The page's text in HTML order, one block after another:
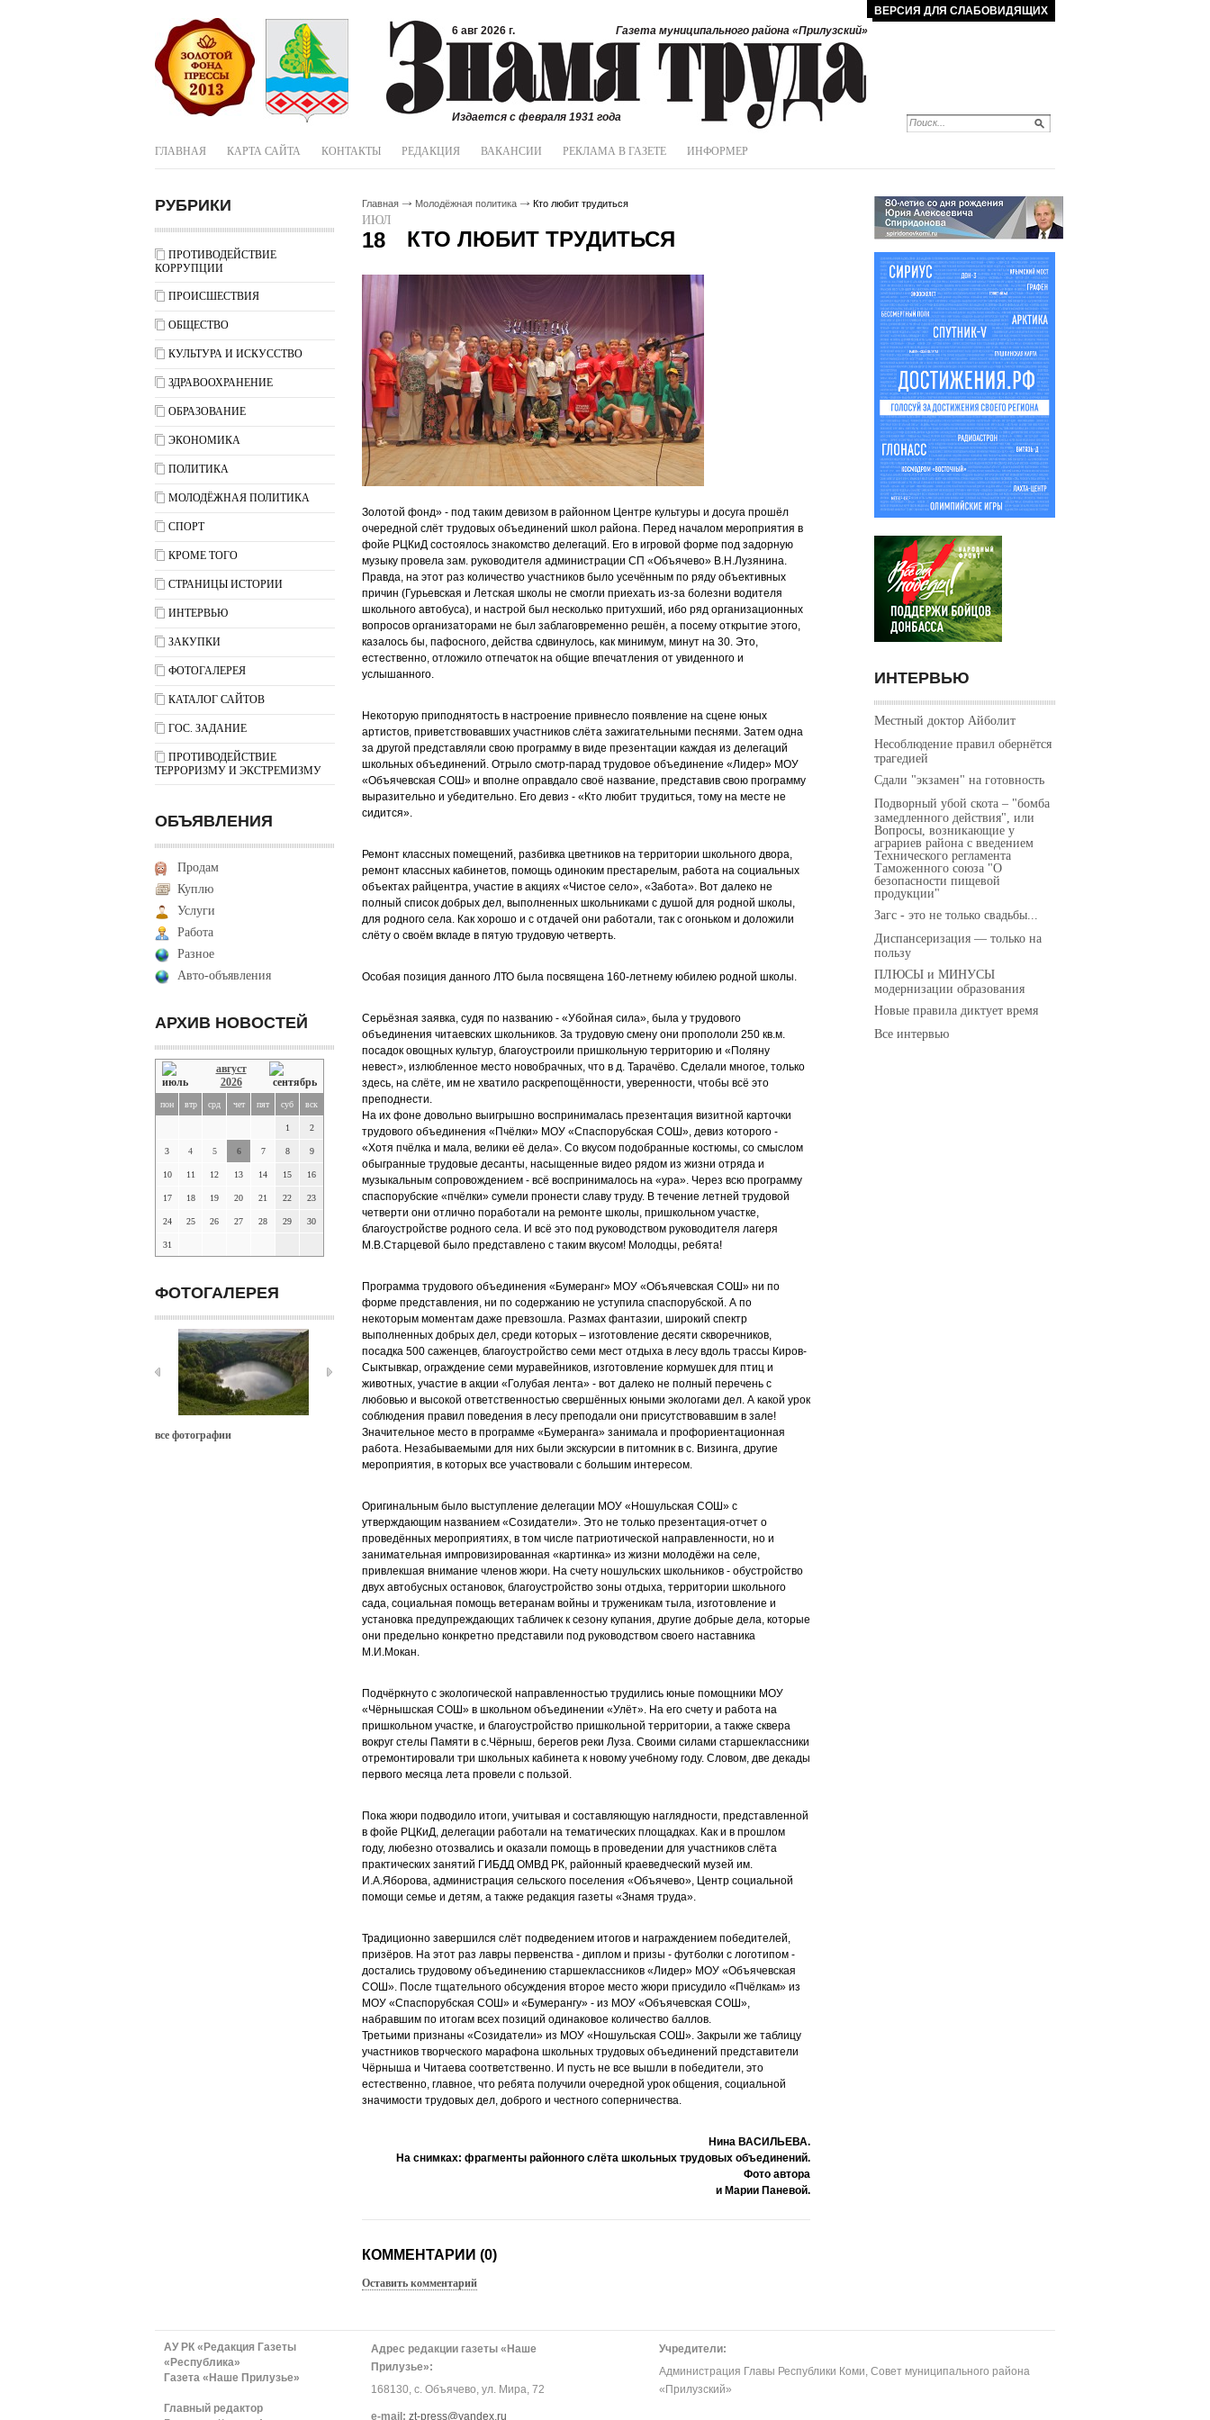
ВЕРСИЯ ДЛЯ СЛАБОВИДЯЩИХ
6 авг 2026 г.
Газета муниципального района «Прилузский»
Издается с февраля 1931 года
ГЛАВНАЯ КАРТА САЙТА КОНТАКТЫ РЕДАКЦИЯ ВАКАНСИИ РЕКЛАМА В ГАЗЕТЕ ИНФОРМЕР
РУБРИКИ
ПРОТИВОДЕЙСТВИЕ
КОРРУПЦИИ
ПРОИСШЕСТВИЯ
ОБЩЕСТВО
КУЛЬТУРА И ИСКУССТВО
ЗДРАВООХРАНЕНИЕ
ОБРАЗОВАНИЕ
ЭКОНОМИКА
ПОЛИТИКА
МОЛОДЁЖНАЯ ПОЛИТИКА
СПОРТ
КРОМЕ ТОГО
СТРАНИЦЫ ИСТОРИИ
ИНТЕРВЬЮ
ЗАКУПКИ
ФОТОГАЛЕРЕЯ
КАТАЛОГ САЙТОВ
ГОС. ЗАДАНИЕ
ПРОТИВОДЕЙСТВИЕ
ТЕРРОРИЗМУ И ЭКСТРЕМИЗМУ
ОБЪЯВЛЕНИЯ
Продам
Куплю
Услуги
Работа
Разное
Авто-объявления
АРХИВ НОВОСТЕЙ
август
2026
пон втр срд чет пят суб вск
1 2
3 4 5 6 7 8 9
10 11 12 13 14 15 16
17 18 19 20 21 22 23
24 25 26 27 28 29 30
31
ФОТОГАЛЕРЕЯ
все фотографии
Главная Молодёжная политика Кто любит трудиться
ИЮЛ
18 КТО ЛЮБИТ ТРУДИТЬСЯ
Золотой фонд» - под таким девизом в районном Центре культуры и досуга прошёл
очередной слёт трудовых объединений школ района. Перед началом мероприятия в
фойе РЦКиД состоялось знакомство делегаций. Его в игровой форме под задорную
музыку провела зам. руководителя администрации СП «Объячево» В.Н.Лузянина.
Правда, на этот раз количество участников было усечённым по ряду объективных
причин (Гурьевская и Летская школы не смогли приехать из-за болезни водителя
школьного автобуса), и настрой был несколько притухший, ибо ряд организационных
вопросов организаторами не был заблаговременно решён, а посему открытие этого,
казалось бы, пафосного, действа сдвинулось, как минимум, минут на 30. Это,
естественно, отложило отпечаток на общие впечатления от увиденного и
услышанного.
Некоторую приподнятость в настроение привнесло появление на сцене юных
артистов, приветствовавших участников слёта зажигательными песнями. Затем одна
за другой представляли свою программу в виде презентации каждая из делегаций
школьных объединений. Отрыло смотр-парад трудовое объединение «Лидер» МОУ
«Объячевская СОШ» и вполне оправдало своё название, представив свою программу
выразительно и убедительно. Его девиз - «Кто любит трудиться, тому на месте не
сидится».
Ремонт классных помещений, разбивка цветников на территории школьного двора,
ремонт классных кабинетов, помощь одиноким престарелым, работа на социальных
объектах райцентра, участие в акциях «Чистое село», «Забота». Вот далеко не
полный список добрых дел, выполненных школьниками с душой для родной школы,
для родного села. Как хорошо и с отдачей они работали, так с огоньком и доложили
слёту о своём вкладе в пятую трудовую четверть.
Особая позиция данного ЛТО была посвящена 160-летнему юбилею родной школы.
Серьёзная заявка, судя по названию - «Убойная сила», была у трудового
объединения читаевских школьников. За трудовую смену они пропололи 250 кв.м.
посадок овощных культур, благоустроили пришкольную территорию и «Поляну
невест», излюбленное место новобрачных, что в д. Тарачёво. Сделали многое, только
здесь, на слёте, им не хватило раскрепощённости, уверенности, чтобы всё это
преподнести.
На их фоне довольно выигрышно воспринималась презентация визитной карточки
трудового объединения «Пчёлки» МОУ «Спаспорубская СОШ», девиз которого -
«Хотя пчёлка и мала, велики её дела». Со вкусом подобранные костюмы, со смыслом
обыгранные трудовые десанты, насыщенные видео рядом из жизни отряда и
музыкальным сопровождением - всё воспринималось на «ура». Через всю программу
спаспорубские «пчёлки» сумели пронести славу труду. В течение летней трудовой
четверти они отлично поработали на ремонте школы, пришкольном участке,
благоустройстве родного села. И всё это под руководством руководителя лагеря
М.В.Старцевой было представлено с таким вкусом! Молодцы, ребята!
Программа трудового объединения «Бумеранг» МОУ «Объячевская СОШ» ни по
форме представления, ни по содержанию не уступила спаспорубской. А по
некоторым моментам даже превзошла. Размах фантазии, широкий спектр
выполненных добрых дел, среди которых – изготовление десяти скворечников,
посадка 500 саженцев, благоустройство семи мест отдыха в лесу вдоль трассы Киров-
Сыктывкар, ограждение семи муравейников, изготовление кормушек для птиц и
животных, участие в акции «Голубая лента» - вот далеко не полный перечень с
любовью и высокой ответственностью свершённых юными экологами дел. А какой урок
соблюдения правил поведения в лесу преподали они присутствовавшим в зале!
Значительное место в программе «Бумеранга» занимала и профориентационная
работа. Незабываемыми для них были экскурсии в питомник в с. Визинга, другие
мероприятия, в которых все участвовали с большим интересом.
Оригинальным было выступление делегации МОУ «Ношульская СОШ» с
утверждающим названием «Созидатели». Это не только презентация-отчет о
проведённых мероприятиях, в том числе патриотической направленности, но и
занимательная импровизированная «картинка» из жизни молодёжи на селе,
привлекшая внимание членов жюри. На счету ношульских школьников - обустройство
двух автобусных остановок, благоустройство зоны отдыха, территории школьного
сада, социальная помощь ветеранам войны и труженикам тыла, изготовление и
установка предупреждающих табличек к сезону купания, другие добрые дела, которые
они предельно конкретно представили под руководством своего наставника
М.И.Мокан.
Подчёркнуто с экологической направленностью трудились юные помощники МОУ
«Чёрнышская СОШ» в школьном объединении «Улёт». На его счету и работа на
пришкольном участке, и благоустройство пришкольной территории, а также сквера
вокруг стелы Памяти в с.Чёрныш, берегов реки Луза. Своими силами старшеклассники
отремонтировали три школьных кабинета к новому учебному году. Словом, две декады
первого месяца лета провели с пользой.
Пока жюри подводило итоги, учитывая и составляющую наглядности, представленной
в фойе РЦКиД, делегации работали на тематических площадках. Как и в прошлом
году, любезно отозвались и оказали помощь в проведении для участников слёта
практических занятий ГИБДД ОМВД РК, районный краеведческий музей им.
И.А.Яборова, администрация сельского поселения «Объячево», Центр социальной
помощи семье и детям, а также редакция газеты «Знамя труда».
Традиционно завершился слёт подведением итогов и награждением победителей,
призёров. На этот раз лавры первенства - диплом и призы - футболки с логотипом -
достались трудовому объединению старшеклассников «Лидер» МОУ «Объячевская
СОШ». После тщательного обсуждения второе место жюри присудило «Пчёлкам» из
МОУ «Спаспорубская СОШ» и «Бумерангу» - из МОУ «Объячевская СОШ»,
набравшим по итогам всех позиций одинаковое количество баллов.
Третьими признаны «Созидатели» из МОУ «Ношульская СОШ». Закрыли же таблицу
участников творческого марафона школьных трудовых объединений представители
Чёрныша и Читаева соответственно. И пусть не все вышли в победители, это
естественно, главное, что ребята получили очередной урок общения, социальной
значимости трудовых дел, доброго и честного соперничества.
Нина ВАСИЛЬЕВА.
На снимках: фрагменты районного слёта школьных трудовых объединений.
Фото автора
и Марии Паневой.
КОММЕНТАРИИ (0)
Оставить комментарий
ИНТЕРВЬЮ
Местный доктор Айболит
Несоблюдение правил обернётся
трагедией
Сдали "экзамен" на готовность
Подворный убой скота – "бомба
замедленного действия", или
Вопросы, возникающие у
аграриев района с введением
Технического регламента
Таможенного союза "О
безопасности пищевой
продукции"
Загс - это не только свадьбы...
Диспансеризация — только на
пользу
ПЛЮСЫ и МИНУСЫ
модернизации образования
Новые правила диктует время
Все интервью
АУ РК «Редакция Газеты
«Республика»
Газета «Наше Прилузье»
Главный редактор
Адрес редакции газеты «Наше
Прилузье»:
168130, с. Объячево, ул. Мира, 72
е-mail: zt-press@yandex.ru
Учредители:
Администрация Главы Республики Коми, Совет муниципального района
«Прилузский»